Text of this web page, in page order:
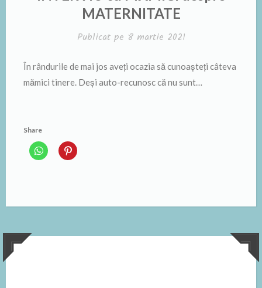
MATERNITATE
Publicat pe 8 martie 2021
În rândurile de mai jos aveți ocazia să cunoașteți câteva
mămici tinere. Deși auto-recunosc că nu sunt…
Share